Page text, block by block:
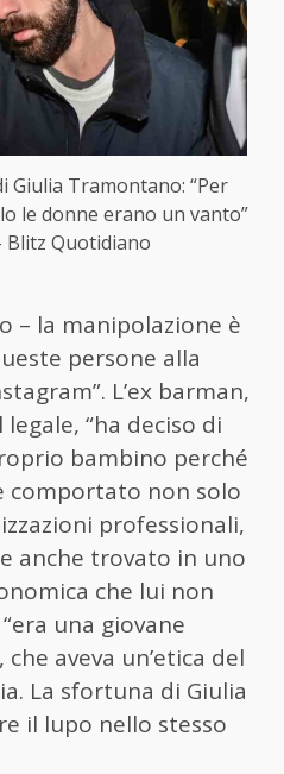
Giulia Tramontano: “Per
le donne erano un vanto”
Blitz Quotidiano
– la manipolazione è
persone alla
L’ex barman,
“ha deciso di
bambino perché
comportato non solo
professionali,
anche trovato in uno
che lui non
una giovane
aveva un’etica del
La sfortuna di Giulia
il lupo nello stesso